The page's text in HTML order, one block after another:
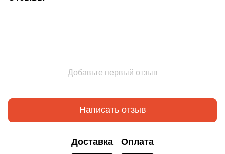
Добавьте первый отзыв
Написать отзыв
Доставка Оплата